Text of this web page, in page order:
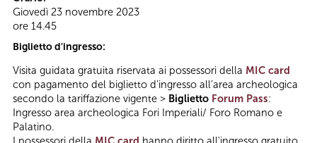
Giovedì 23 novembre 2023
ore 14.45
Biglietto d'ingresso:
Visita guidata gratuita riservata ai possessori della MIC card
con pagamento del biglietto d’ingresso all’area archeologica
secondo la tariffazione vigente > Biglietto Forum Pass:
Ingresso area archeologica Fori Imperiali/ Foro Romano e
Palatino.